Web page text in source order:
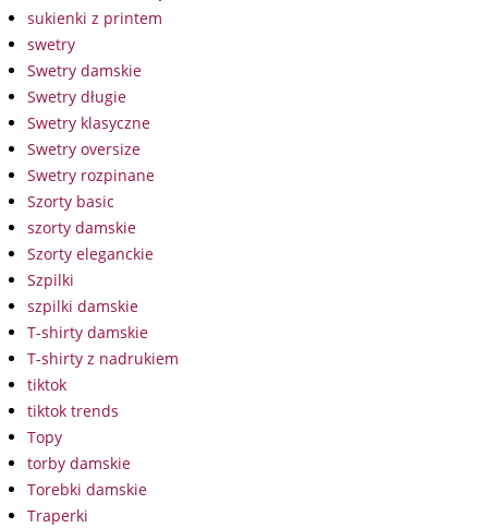
sukienki z printem
swetry
Swetry damskie
Swetry długie
Swetry klasyczne
Swetry oversize
Swetry rozpinane
Szorty basic
szorty damskie
Szorty eleganckie
Szpilki
szpilki damskie
T-shirty damskie
T-shirty z nadrukiem
tiktok
tiktok trends
Topy
torby damskie
Torebki damskie
Traperki